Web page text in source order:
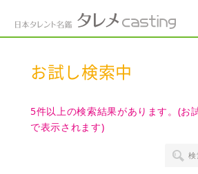
お試し検索中
5件以上の検索結果があります。(お
で表示されます)
検